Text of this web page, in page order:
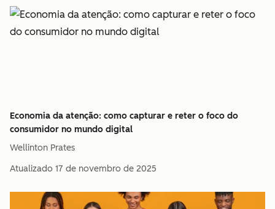
Economia da atenção: como capturar e reter o foco do
consumidor no mundo digital
Wellinton Prates
Atualizado 17 de novembro de 2025